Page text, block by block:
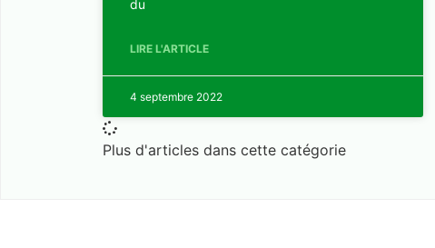
du
LIRE L'ARTICLE
4 septembre 2022
Plus d'articles dans cette catégorie